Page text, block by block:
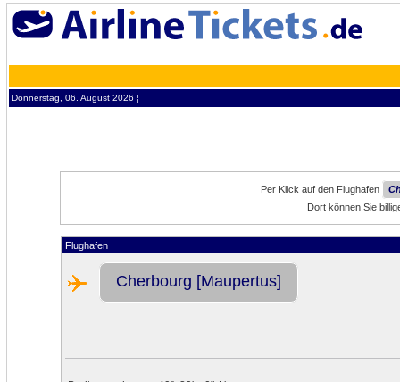
Donnerstag, 06. August 2026 ¦
Per Klick auf den Flughafen
Dort können Sie
Flughafen
Cherbourg [Maupertus]